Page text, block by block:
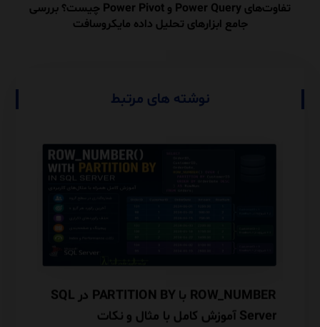
تفاوت‌های Power Query و Power Pivot چیست؟ بررسی
جامع ابزارهای تحلیل داده مایکروسافت
نوشته های مرتبط
ROW_NUMBER با PARTITION BY در SQL
Server آموزش کامل با مثال و نکات